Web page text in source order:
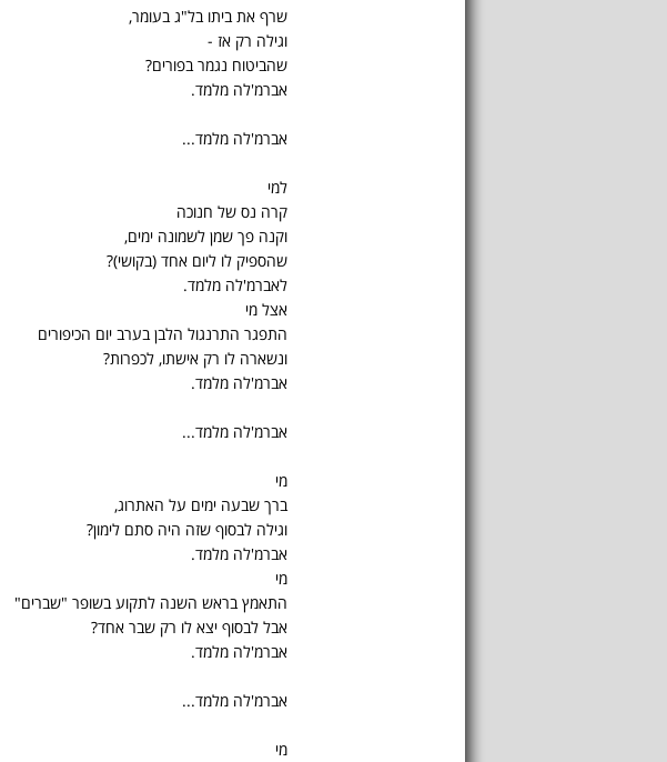
שרף את ביתו בל"ג בעומר,
וגילה רק אז -
שהביטוח נגמר בפורים?
אברמ'לה מלמד.
אברמ'לה מלמד...
למי
קרה נס של חנוכה
וקנה פך שמן לשמונה ימים,
שהספיק לו ליום אחד (בקושי)?
לאברמ'לה מלמד.
אצל מי
התפגר התרנגול הלבן בערב יום הכיפורים
ונשארה לו רק אישתו, לכפרות?
אברמ'לה מלמד.
אברמ'לה מלמד...
מי
ברך שבעה ימים על האתרוג,
וגילה לבסוף שזה היה סתם לימון?
אברמ'לה מלמד.
מי
התאמץ בראש השנה לתקוע בשופר "שברים"
אבל לבסוף יצא לו רק שבר אחד?
אברמ'לה מלמד.
אברמ'לה מלמד...
מי